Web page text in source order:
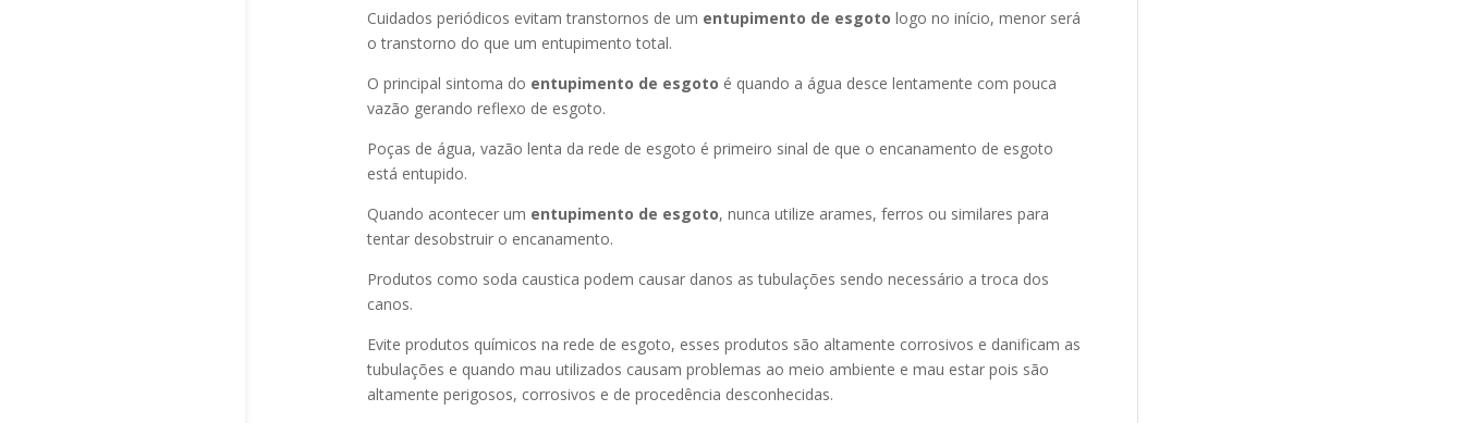
Cuidados periódicos evitam transtornos de um entupimento de esgoto logo no início, menor será
o transtorno do que um entupimento total.
O principal sintoma do entupimento de esgoto é quando a água desce lentamente com pouca
vazão gerando reflexo de esgoto.
Poças de água, vazão lenta da rede de esgoto é primeiro sinal de que o encanamento de esgoto
está entupido.
Quando acontecer um entupimento de esgoto, nunca utilize arames, ferros ou similares para
tentar desobstruir o encanamento.
Produtos como soda caustica podem causar danos as tubulações sendo necessário a troca dos
canos.
Evite produtos químicos na rede de esgoto, esses produtos são altamente corrosivos e danificam as
tubulações e quando mau utilizados causam problemas ao meio ambiente e mau estar pois são
altamente perigosos, corrosivos e de procedência desconhecidas.